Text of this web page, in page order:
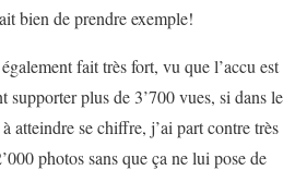
bien de prendre exemple!
fait très fort, vu que l’accu est
supporter plus de 3’700 vues, si dans le
atteindre se chiffre, j’ai part contre très
photos sans que ça ne lui pose de